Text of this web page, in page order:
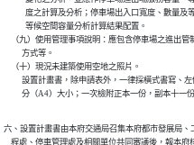
度之計算及分析；停車場出入口寬度、數量
            等候空間容量分析計算結果配置。
（九）使用管理事項說明：應包含停車場之進出
          方式等。
    （十）現況未建築使用空地之照片。
設置計畫書，除申請表外，一律採橫式書寫
分（A4）大小；一次檢附正本一份，副本十一
六、設置計畫書由本府交通局召集本府都市發展局
程處、停車管理處及相關單位共同審議後，報本